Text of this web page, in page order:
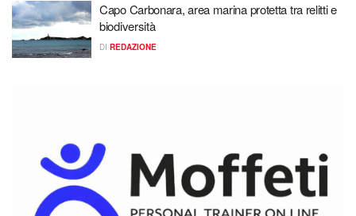
Capo Carbonara, area marina protetta tra relitti e
biodiversità
DI REDAZIONE